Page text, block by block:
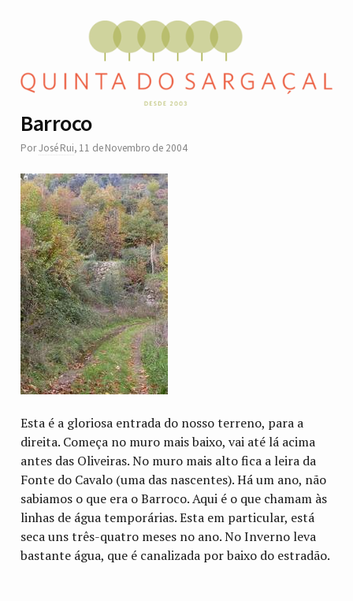
Barroco
PorJosé Rui, 11 de Novembro de 2004
Esta é a gloriosa entrada do nosso terreno, para a
direita. Começa no muro mais baixo, vai até lá acima
antes das Oliveiras. No muro mais alto fica a leira da
Fonte do Cavalo (uma das nascentes). Há um ano, não
sabiamos o que era o Barroco. Aqui é o que chamam às
linhas de água temporárias. Esta em particular, está
seca uns três-quatro meses no ano. No Inverno leva
bastante água, que é canalizada por baixo do estradão.